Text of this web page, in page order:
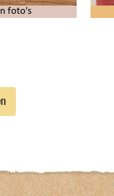
foto's